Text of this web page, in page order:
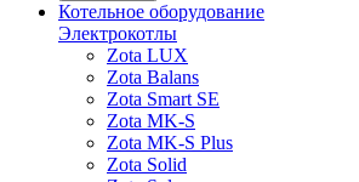
Котельное оборудование
Электрокотлы
Zota LUX
Zota Balans
Zota Smart SE
Zota MK-S
Zota MK-S Plus
Zota Solid